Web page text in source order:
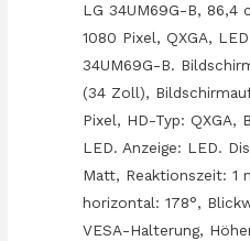
HDMI
DisplayPort
USB-
C
VESA
Speaker
Black
quantity
LG 34UM69G-B, 86,4
1080 Pixel, QXGA,
34UM69G-B.
(34 Zoll),
Pixel, HD-Typ: QXGA,
LED. Anzeige: LED.
Matt, Reaktionszeit: 1
horizontal: 178°,
VESA-Halterung,